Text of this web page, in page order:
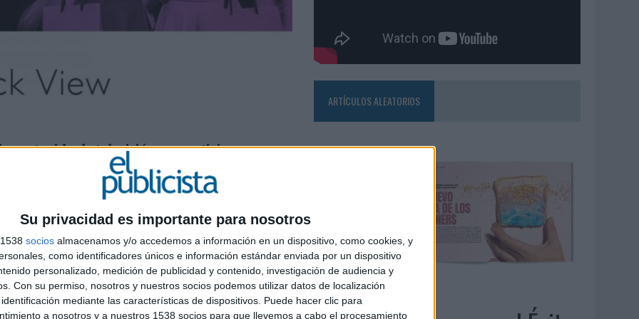
Su privacidad es importante para nosotros
socios almacenamos y/o accedemos a información en un dispositivo, como cookies, y
como identificadores únicos e información estándar enviada por un dispositivo
personalizado, medición de publicidad y contenido, investigación de audiencia y
Con su permiso, nosotros y nuestros socios podemos utilizar datos de localización
mediante las características de dispositivos. Puede hacer clic para
a nosotros y a nuestros 1538 socios para que llevemos a cabo el procesamiento
contenido de televisión, competiciones
Covid-19 en el comportamiento del
de TGI Global Quick View, construido en
El objetivo de esta herramienta esofrecer una
del consumidor y exposición a los
el consumo de los medios y preferencias de
y que estarán disponibles a partir de julio de
ARTÍCULOS ALEATORIOS
04/08/2026